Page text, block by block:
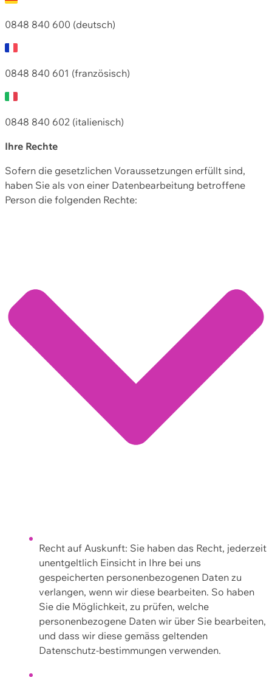
0848 840 600 (deutsch)
0848 840 601 (französisch)
0848 840 602 (italienisch)
Ihre Rechte
Sofern die gesetzlichen Voraussetzungen erfüllt sind,
haben Sie als von einer Datenbearbeitung betroffene
Person die folgenden Rechte:
Recht auf Auskunft: Sie haben das Recht, jederzeit
unentgeltlich Einsicht in Ihre bei uns
gespeicherten personenbezogenen Daten zu
verlangen, wenn wir diese bearbeiten. So haben
Sie die Möglichkeit, zu prüfen, welche
personenbezogene Daten wir über Sie bearbeiten,
und dass wir diese gemäss geltenden
Datenschutz-bestimmungen verwenden.